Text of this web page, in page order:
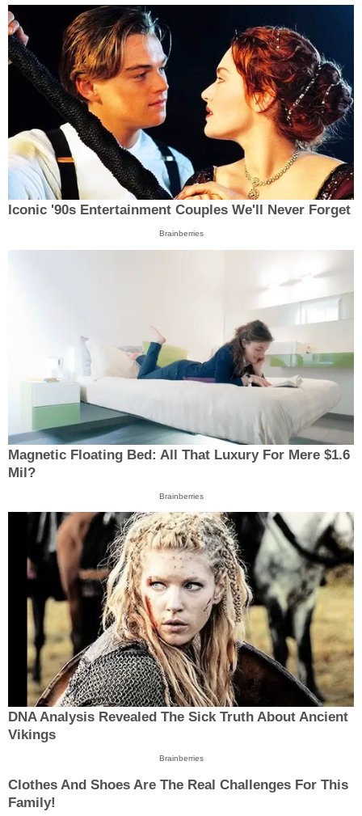
Iconic '90s Entertainment Couples We'll Never Forget
Brainberries
Magnetic Floating Bed: All That Luxury For Mere $1.6
Mil?
Brainberries
DNA Analysis Revealed The Sick Truth About Ancient
Vikings
Brainberries
Clothes And Shoes Are The Real Challenges For This
Family!